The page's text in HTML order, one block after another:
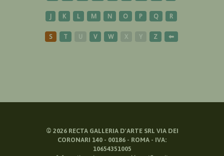
J K L M N O P Q R
S T U V W X Y Z ⬅
© 2026RECTA GALLERIA D'ARTE SRL VIA DEI
CORONARI 140 - 00186 - ROMA - IVA:
10654351005